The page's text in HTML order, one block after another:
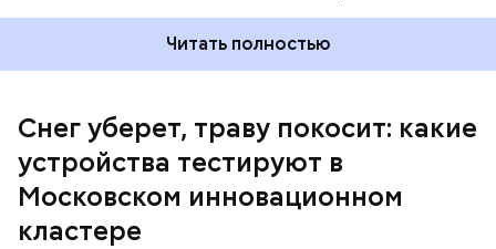
Читать полностью
Снег уберет, траву покосит: какие
устройства тестируют в
Московском инновационном
кластере